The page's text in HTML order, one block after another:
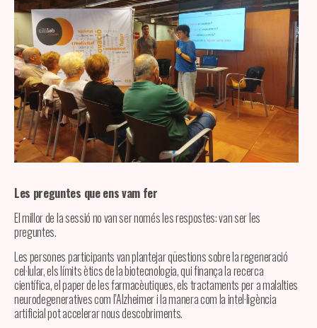
Les preguntes que ens vam fer
El millor de la sessió no van ser només les respostes: van ser les
preguntes.
Les persones participants van plantejar qüestions sobre la regeneració
cel·lular, els límits ètics de la biotecnologia, qui finança la recerca
científica, el paper de les farmacèutiques, els tractaments per a malalties
neurodegeneratives com l’Alzheimer i la manera com la intel·ligència
artificial pot accelerar nous descobriments.